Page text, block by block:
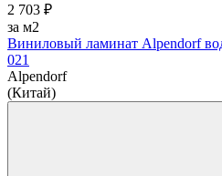
2 703 ₽
за м2
Виниловый ламинат Alpendorf
021
Alpendorf
(Китай)